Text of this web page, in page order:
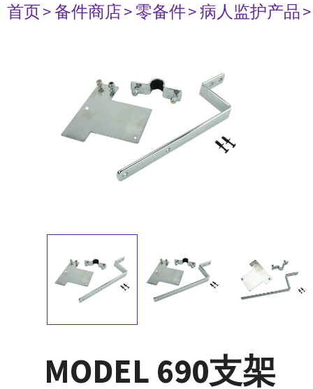
首页> 备件商店> 零备件> 病人监护产品
MODEL 690支架